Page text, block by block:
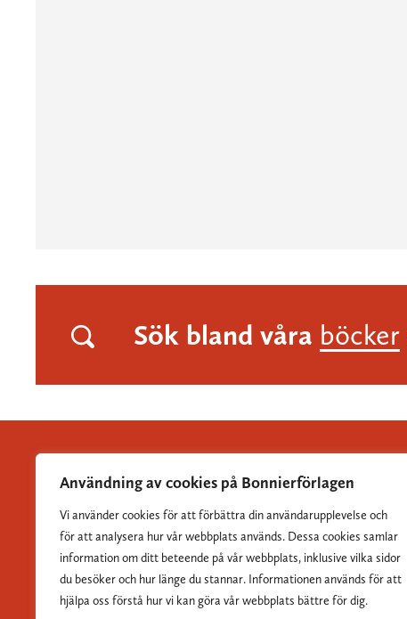
Användning av cookies på Bonnierförlagen
Vi använder cookies för att förbättra din användarupplevelse och
för att analysera hur vår webbplats används. Dessa cookies samlar
information om ditt beteende på vår webbplats, inklusive vilka sidor
du besöker och hur länge du stannar. Informationen används för att
hjälpa oss förstå hur vi kan göra vår webbplats bättre för dig.
Sök bland våra böcker
Albert Bonniers Förlag grundades 1837 och är Sveriges
största skönlitterära förlag.